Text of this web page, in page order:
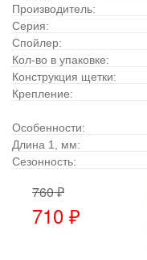
Производитель:
Серия:
Спойлер:
Кол-во в упаковке:
Конструкция щетки:
Крепление:
Особенности:
Длина 1, мм:
Сезонность:
760 ₽
710 ₽